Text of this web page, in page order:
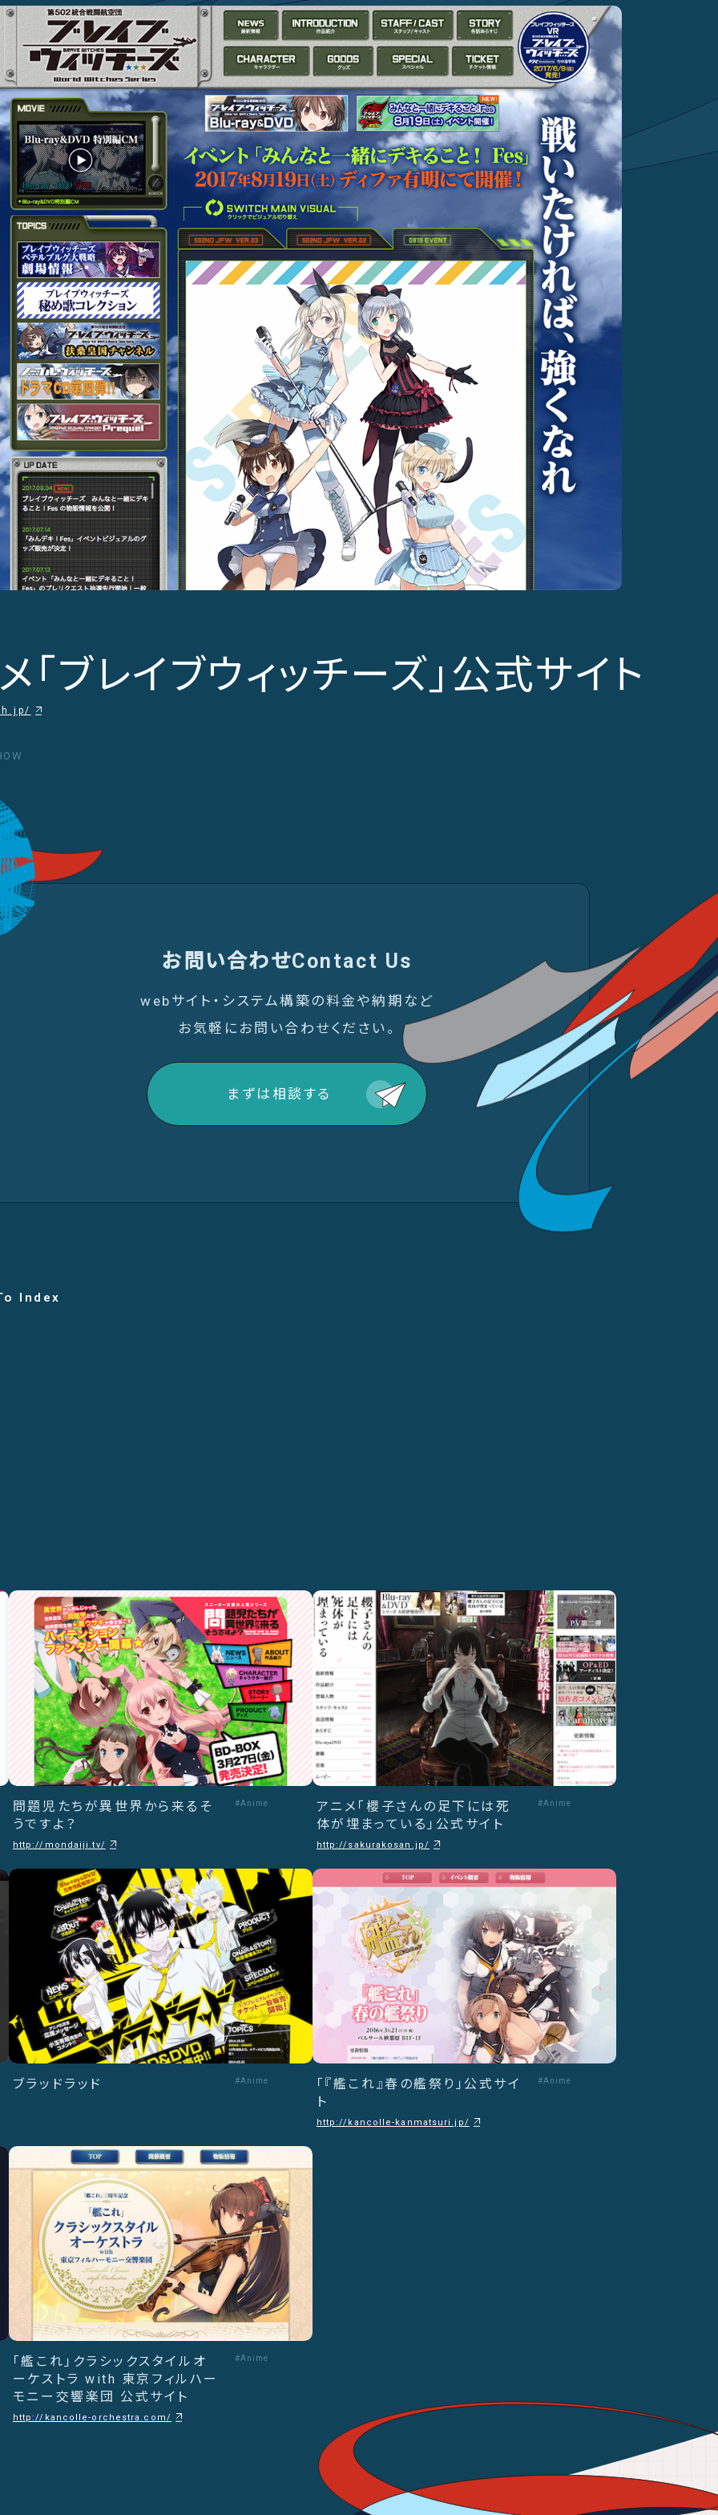
「ブレイブウィッチーズ」公式サイト
お問い合わせContact Us
webサイト・システム構築の料金や納期など
お気軽にお問い合わせください。
まずは相談する
Index
問題児たちが異世界から来るそ
うですよ？
http://mondaiji.tv/
#Anime
アニメ「櫻子さんの足下には死
体が埋まっている」公式サイト
http://sakurakosan.jp/
#Anime
ブラッドラッド #Anime
「『艦これ』春の艦祭り」公式サイ
ト
http://kancolle-kanmatsuri.jp/
#Anime
「艦これ」クラシックスタイルオ
ーケストラ with 東京フィルハー
モニー交響楽団 公式サイト
http://kancolle-orchestra.com/
#Anime